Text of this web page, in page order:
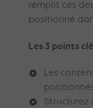
remplit ces
positionné
Les 3 points
Les
Structurez